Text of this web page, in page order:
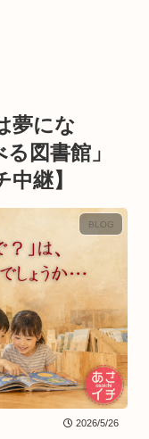
夢にな
図書館」
継】
BLOG
2026/5/26